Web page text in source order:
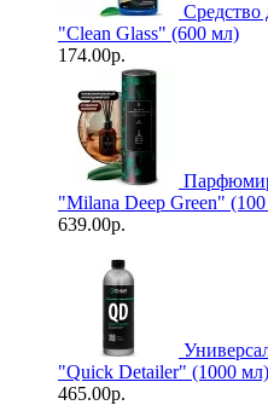
Средство
"Clean Glass" (600 мл)
174.00р.
"Milana Deep Green"
639.00р.
"Quick Detailer" (1000 мл)
465.00р.